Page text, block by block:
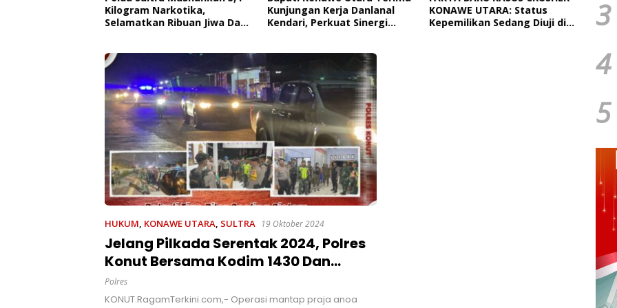
Kilogram Narkotika,
Selamatkan Ribuan Jiwa Dari
Kunjungan Kerja Danlanal
Kendari, Perkuat Sinergi
KONAWE UTARA: Status
Kepemilikan Sedang Diuji di
HUKUM, KONAWE UTARA, SULTRA 19 Oktober 2024
Jelang Pilkada Serentak 2024, Polres
Konut Bersama Kodim 1430 Dan
Satpol PP Gelar Patroli 3 Pilar
Polres
KONUT.RagamTerkini.com,- Operasi mantap praja anoa
3
4
5